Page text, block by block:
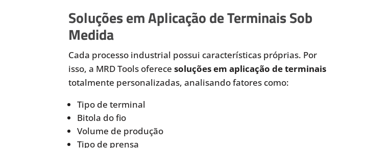
Soluções em Aplicação de Terminais Sob
Medida
Cada processo industrial possui características próprias. Por
isso, a MRD Tools oferecesoluções em aplicação de terminais
totalmente personalizadas, analisando fatores como:
Tipo de terminal
Bitola do fio
Volume de produção
Tipo de prensa